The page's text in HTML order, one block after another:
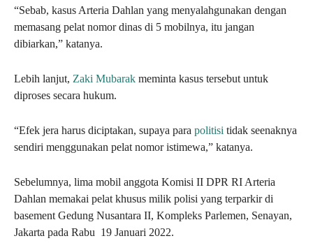
“Sebab, kasus Arteria Dahlan yang menyalahgunakan dengan
memasang pelat nomor dinas di 5 mobilnya, itu jangan
dibiarkan,” katanya.
Lebih lanjut, Zaki Mubarak meminta kasus tersebut untuk
diproses secara hukum.
“Efek jera harus diciptakan, supaya para politisi tidak seenaknya
sendiri menggunakan pelat nomor istimewa,” katanya.
Sebelumnya, lima mobil anggota Komisi II DPR RI Arteria
Dahlan memakai pelat khusus milik polisi yang terparkir di
basement Gedung Nusantara II, Kompleks Parlemen, Senayan,
Jakarta pada Rabu 19 Januari 2022.